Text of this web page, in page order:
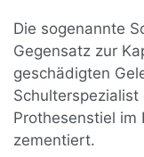
Die sogenannte
Gegensatz zur
geschädigten
Prothesenstiel im
zementiert.